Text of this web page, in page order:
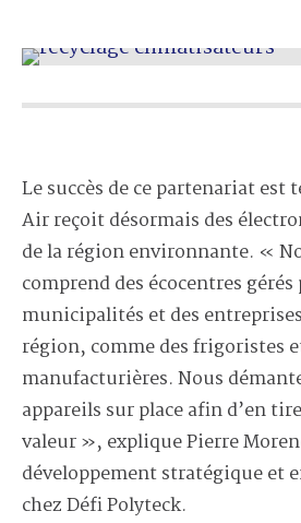
Le succès de ce partenariat est
Air reçoit désormais des
de la région environnante. «
comprend des écocentres gérés
municipalités et des
région, comme des frigoristes
manufacturières. Nous
appareils sur place afin d’en
valeur », explique Pierre
développement stratégique et
chez Défi Polyteck.